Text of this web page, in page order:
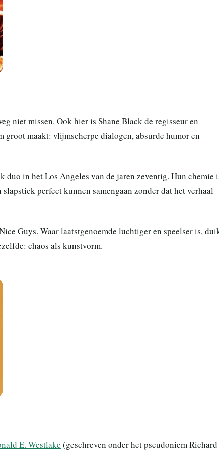
niet missen. Ook hier is Shane Black de regisseur en
groot maakt: vlijmscherpe dialogen, absurde humor en
duo in het Los Angeles van de jaren zeventig. Hun chemie
perfect kunnen samengaan zonder dat het verhaal
Guys. Waar laatstgenoemde luchtiger en speelser is,
chaos als kunstvorm.
E. Westlake (geschreven onder het pseudoniem Richard